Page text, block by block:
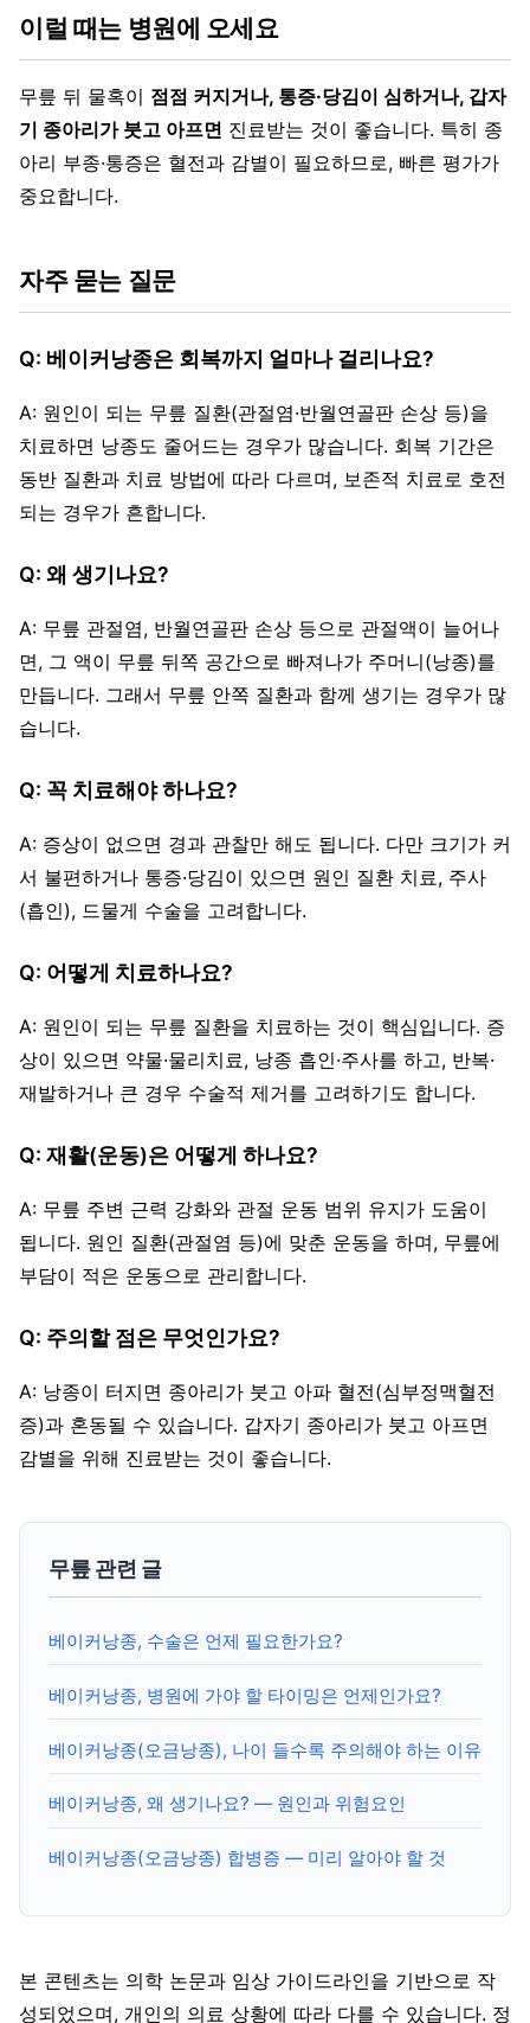
이럴 때는 병원에 오세요
무릎 뒤 물혹이 점점 커지거나, 통증·당김이 심하거나, 갑자
기 종아리가 붓고 아프면 진료받는 것이 좋습니다. 특히 종
아리 부종·통증은 혈전과 감별이 필요하므로, 빠른 평가가
중요합니다.
자주 묻는 질문
Q: 베이커낭종은 회복까지 얼마나 걸리나요?
A: 원인이 되는 무릎 질환(관절염·반월연골판 손상 등)을
치료하면 낭종도 줄어드는 경우가 많습니다. 회복 기간은
동반 질환과 치료 방법에 따라 다르며, 보존적 치료로 호전
되는 경우가 흔합니다.
Q: 왜 생기나요?
A: 무릎 관절염, 반월연골판 손상 등으로 관절액이 늘어나
면, 그 액이 무릎 뒤쪽 공간으로 빠져나가 주머니(낭종)를
만듭니다. 그래서 무릎 안쪽 질환과 함께 생기는 경우가 많
습니다.
Q: 꼭 치료해야 하나요?
A: 증상이 없으면 경과 관찰만 해도 됩니다. 다만 크기가 커
서 불편하거나 통증·당김이 있으면 원인 질환 치료, 주사
(흡인), 드물게 수술을 고려합니다.
Q: 어떻게 치료하나요?
A: 원인이 되는 무릎 질환을 치료하는 것이 핵심입니다. 증
상이 있으면 약물·물리치료, 낭종 흡인·주사를 하고, 반복·
재발하거나 큰 경우 수술적 제거를 고려하기도 합니다.
Q: 재활(운동)은 어떻게 하나요?
A: 무릎 주변 근력 강화와 관절 운동 범위 유지가 도움이
됩니다. 원인 질환(관절염 등)에 맞춘 운동을 하며, 무릎에
부담이 적은 운동으로 관리합니다.
Q: 주의할 점은 무엇인가요?
A: 낭종이 터지면 종아리가 붓고 아파 혈전(심부정맥혈전
증)과 혼동될 수 있습니다. 갑자기 종아리가 붓고 아프면
감별을 위해 진료받는 것이 좋습니다.
무릎 관련 글
베이커낭종, 수술은 언제 필요한가요?
베이커낭종, 병원에 가야 할 타이밍은 언제인가요?
베이커낭종(오금낭종), 나이 들수록 주의해야 하는 이유
베이커낭종, 왜 생기나요? — 원인과 위험요인
베이커낭종(오금낭종) 합병증 — 미리 알아야 할 것
본 콘텐츠는 의학 논문과 임상 가이드라인을 기반으로 작
성되었으며, 개인의 의료 상황에 따라 다를 수 있습니다. 정